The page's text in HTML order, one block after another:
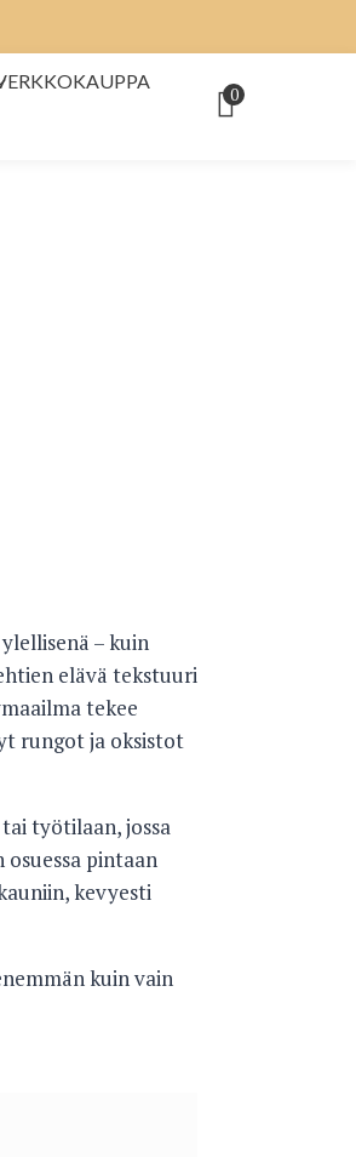
0
– kuin
elävä tekstuuri
tekee
rungot ja oksistot
työtilaan, jossa
pintaan
kevyesti
kuin vain